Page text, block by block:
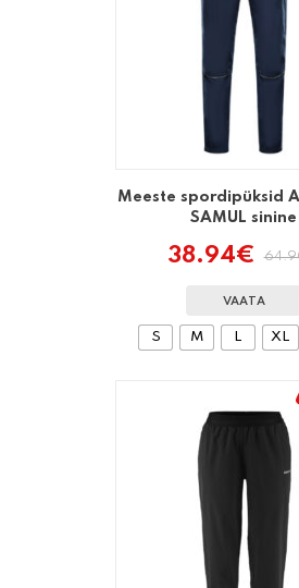
Meeste spordipüksid
SAMUL sinine
oli:
38.94€
on:
VAATA
S M L XL